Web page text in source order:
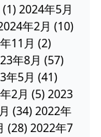
2024年5月
年2月 (10)
11月 (2)
年8月 (57)
年5月 (41)
2月 (5) 2023
(34) 2022年
(28) 2022年7